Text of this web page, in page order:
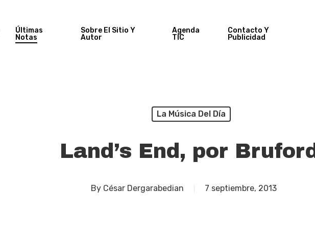
Últimas
Notas
Sobre El Sitio Y
Autor
Agenda
TIC
Contacto Y
Publicidad
La Música Del Día
Land’s End, por Bruford
By César Dergarabedian 7 septiembre, 2013